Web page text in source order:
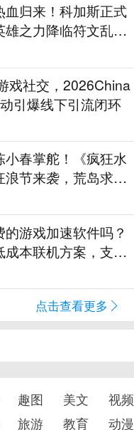
血归来！科加斯正式
雄之力降临符文乱
戏社交，2026China
引爆线下引流闭环
小春掌舵！《疯狂水
浪节来袭，荒岛求生
游戏加速软件吗？
成本联机方案，支持
点击查看更多
趣图 美文 视频
旅游 教育 动漫